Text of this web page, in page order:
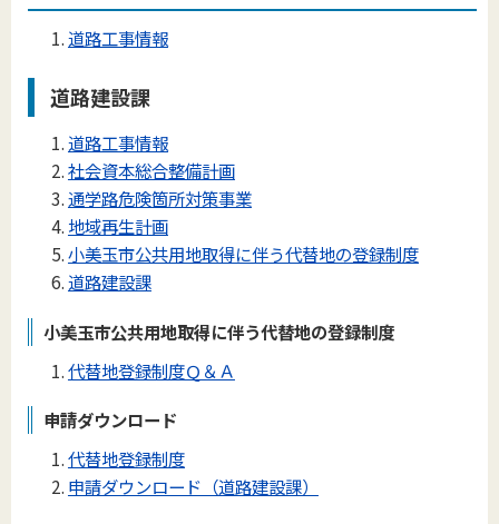
道路工事情報
道路建設課
道路工事情報
社会資本総合整備計画
通学路危険箇所対策事業
地域再生計画
小美玉市公共用地取得に伴う代替地の登録制度
道路建設課
小美玉市公共用地取得に伴う代替地の登録制度
代替地登録制度Ｑ＆Ａ
申請ダウンロード
代替地登録制度
申請ダウンロード（道路建設課）